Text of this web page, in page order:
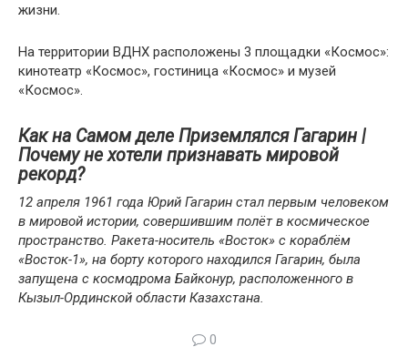
жизни.
На территории ВДНХ расположены 3 площадки «Космос»:
кинотеатр «Космос», гостиница «Космос» и музей
«Космос».
Как на Самом деле Приземлялся Гагарин |
Почему не хотели признавать мировой
рекорд?
12 апреля 1961 года Юрий Гагарин стал первым человеком
в мировой истории, совершившим полёт в космическое
пространство. Ракета-носитель «Восток» с кораблём
«Восток-1», на борту которого находился Гагарин, была
запущена с космодрома Байконур, расположенного в
Кызыл-Ординской области Казахстана.
0